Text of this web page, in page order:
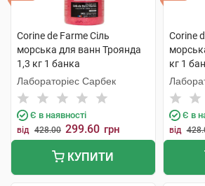
Corine de Farme Сіль
морська для ванн Троянда
1,3 кг 1 банка
Лабораторіес Сарбек
Є в наявності
від 428.00 299.60 грн
КУПИТИ
Corine
кг 1
Є в
від